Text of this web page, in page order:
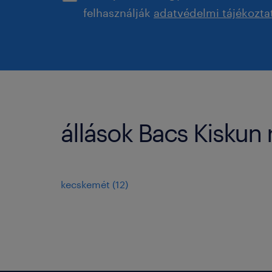
felhasználják adatvédelmi
állások Bacs
kecskemét (12)